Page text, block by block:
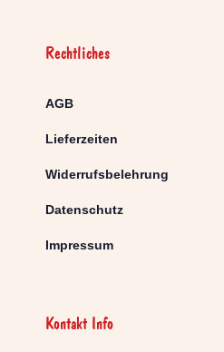
Rechtliches
AGB
Lieferzeiten
Widerrufsbelehrung
Datenschutz
Impressum
Kontakt Info